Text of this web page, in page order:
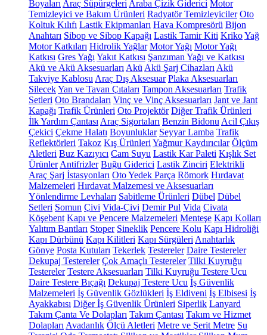
Boyaları Araç Süpürgeleri Araba Çizik Giderici Motor
Temizleyici ve Bakım Ürünleri Radyatör Temizleyiciler Oto
Koltuk Kılıfı Lastik Ekipmanları Hava Kompresörü Bijon
Anahtarı Sibop ve Sibop Kapağı Lastik Tamir Kiti KrikoYağ
Motor Katkıları Hidrolik Yağlar Motor Yağı Motor Yağı
Katkısı Gres Yağı Yakıt Katkısı Şanzıman Yağı ve Katkısı
Akü ve Akü Aksesuarları Akü Akü Şarj Cihazları Akü
Takviye Kablosu Araç Dış Aksesuar Plaka Aksesuarları
SilecekYan ve Tavan Çıtaları Tampon Aksesuarları Trafik
Setleri Oto Brandaları Vinç ve Vinç Aksesuarları Jant ve Jant
Kapağı Trafik Ürünleri Oto Projektör Diğer Trafik Ürünleri
İlk Yardım Çantası Araç Sigortaları Benzin Bidonu Acil Çıkış
Çekici Çekme Halatı Boyunluklar Seyyar Lamba Trafik
Reflektörleri Takoz Kış Ürünleri Yağmur Kaydırıcılar Ölçüm
Aletleri Buz Kazıyıcı Cam Suyu Lastik Kar Paleti Kışlık Set
Ürünler Antifrizler Buğu Giderici Lastik Zinciri Elektrikli
Araç Şarj İstasyonları Oto Yedek Parça Römork Hırdavat
Malzemeleri Hırdavat Malzemesi ve Aksesuarları
Yönlendirme Levhaları Sabitleme Ürünleri Dübel Dübel
Setleri Somun Çivi Vida-Çivi Demir Pul Vida Civata
Köşebent Kapı ve Pencere Malzemeleri Menteşe Kapı Kolları
Yalıtım Bantları Stoper Sineklik Pencere Kolu Kapı Hidroliği
Kapı Dürbünü Kapı Kilitleri Kapı Sürgüleri Anahtarlık
Gönye Posta Kutuları Tekerlek Testereler Daire Testereler
Dekupaj Testereler Çok Amaçlı Testereler Tilki Kuyruğu
Testereler Testere Aksesuarları Tilki Kuyruğu Testere Ucu
Daire Testere Bıçağı Dekupaj Testere Ucu İş Güvenlik
Malzemeleri İş Güvenlik Gözlükleri İş Eldiveni İş Elbisesi İş
Ayakkabısı Diğer İş Güvenlik Ürünleri Siperlik Lanyard
Takım Çanta Ve Dolapları Takım Çantası Takım ve Hizmet
Dolapları Avadanlık Ölçü Aletleri Metre ve Şerit Metre Su